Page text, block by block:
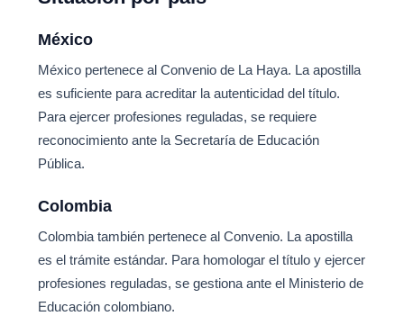
México
México pertenece al Convenio de La Haya. La apostilla
es suficiente para acreditar la autenticidad del título.
Para ejercer profesiones reguladas, se requiere
reconocimiento ante la Secretaría de Educación
Pública.
Colombia
Colombia también pertenece al Convenio. La apostilla
es el trámite estándar. Para homologar el título y ejercer
profesiones reguladas, se gestiona ante el Ministerio de
Educación colombiano.